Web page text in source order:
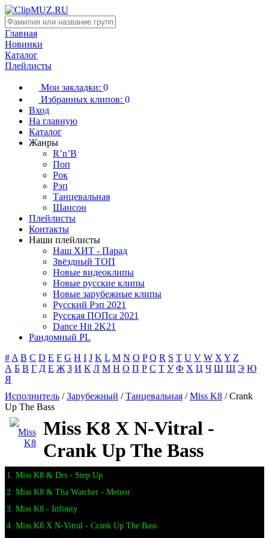
Главная
Новинки
Каталог
Плейлисты
Мои закладки: 0
Избранных клипов: 0
Вход
На главную
Каталог
Жанры
R’n’B
Поп
Рок
Рэп
Танцевальная
Шансон
Плейлисты
Контакты
Наши плейлисты
Наш ХИТ - Парад
Звёздный ТОП
Новые видеоклипы
Новые русские клипы
Новые зарубежные клипы
Русский Рэп 2021
Русская ПОПса 2021
Dance Hit 2K21
Рандомный PL
# A B C D E F G H I J K L M N O P Q R S T U V W X Y Z
А Б В Г Д Е Ж З И К Л М Н О П Р С Т У Ф Х Ц Ч Ш Щ Э Ю
Я
Исполнитель /Зарубежный /Танцевальная /Miss K8 / Crank
Up The Bass
Miss K8 X N-Vitral -
Crank Up The Bass
1. Miss K8 & Drs - Step Up
2. Miss K8 & Tha Watcher - Meteor
3. Miss K8 - Infinity
4. Miss K8 X N-Vitral - Crank Up The Bass